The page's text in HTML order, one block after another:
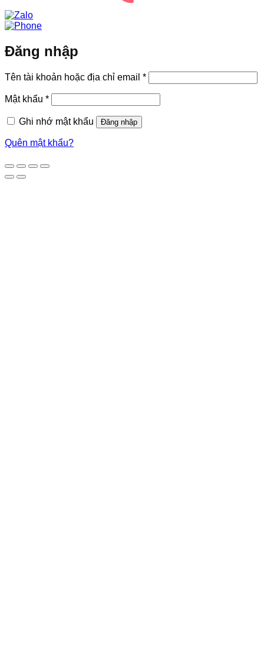
Đăng nhập
Tên tài khoản hoặc địa chỉ email *Bắt
buộc
Mật khẩu *Bắt
buộc
Ghi nhớ mật khẩu
Đăng nhập
Quên mật khẩu?